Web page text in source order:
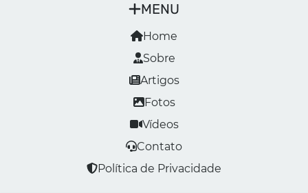
MENU
Home
Sobre
Artigos
Fotos
Vídeos
Contato
Política de Privacidade